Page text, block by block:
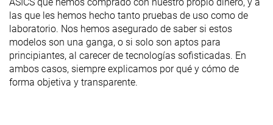
las que les hemos hecho tanto pruebas de uso como de
laboratorio. Nos hemos asegurado de saber si estos
modelos son una ganga, o si solo son aptos para
principiantes, al carecer de tecnologías sofisticadas. En
ambos casos, siempre explicamos por qué y cómo de
forma objetiva y transparente.